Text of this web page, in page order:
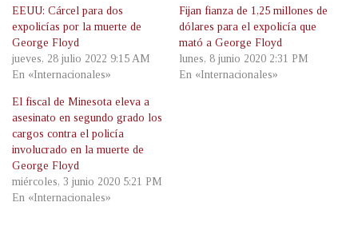
EEUU: Cárcel para dos
expolicías por la muerte de
George Floyd
jueves, 28 julio 2022 9:15 AM
En «Internacionales»
Fijan fianza de 1,25 millones de
dólares para el expolicía que
mató a George Floyd
lunes, 8 junio 2020 2:31 PM
En «Internacionales»
El fiscal de Minesota eleva a
asesinato en segundo grado los
cargos contra el policía
involucrado en la muerte de
George Floyd
miércoles, 3 junio 2020 5:21 PM
En «Internacionales»